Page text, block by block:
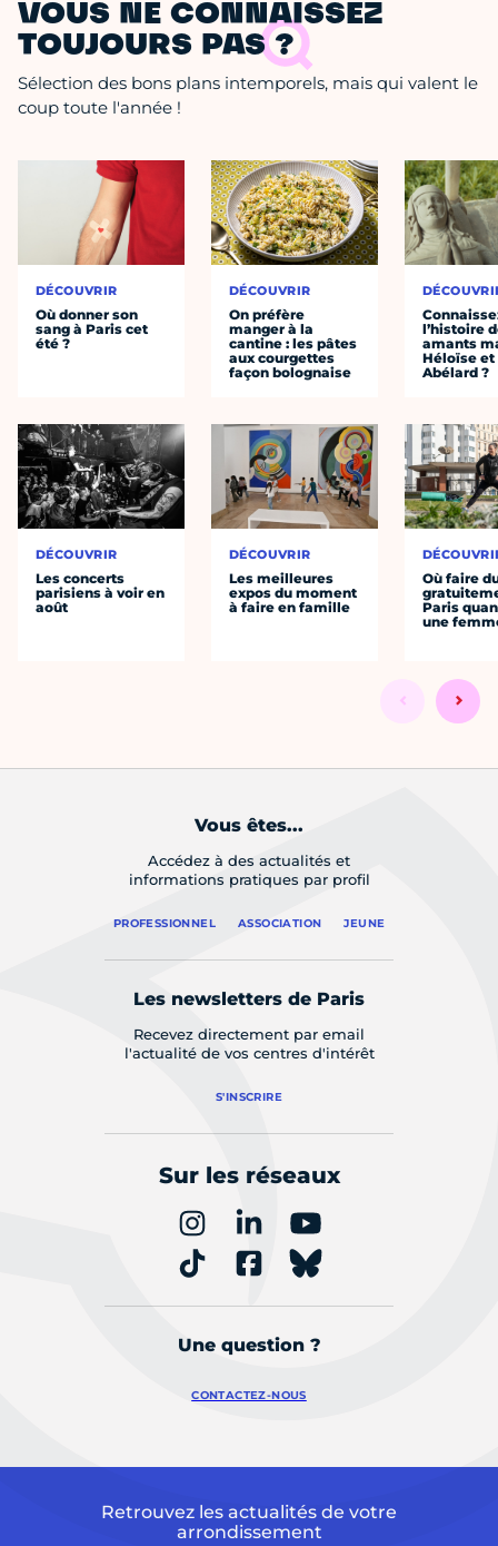
VOUS NE CONNAISSEZ
TOUJOURS PAS ?
Sélection des bons plans intemporels, mais qui valent le
coup toute l'année !
DÉCOUVRIR
Où donner son
sang à Paris cet
été ?
DÉCOUVRIR
Les concerts
parisiens à voir en
août
DÉCOUVRIR
On préfère
manger à la
cantine : les pâtes
aux courgettes
façon bolognaise
DÉCOUVRIR
Les meilleures
expos du moment
à faire en famille
l’histoire
amants
Héloïse et
Abélard ?
Où faire
Paris
une
Vous êtes...
Accédez à des actualités et
informations pratiques par profil
PROFESSIONNEL ASSOCIATION JEUNE
Les newsletters de Paris
Recevez directement par email
l'actualité de vos centres d'intérêt
S'INSCRIRE
Sur les réseaux
Une question ?
CONTACTEZ-NOUS
Retrouvez les actualités de votre
arrondissement